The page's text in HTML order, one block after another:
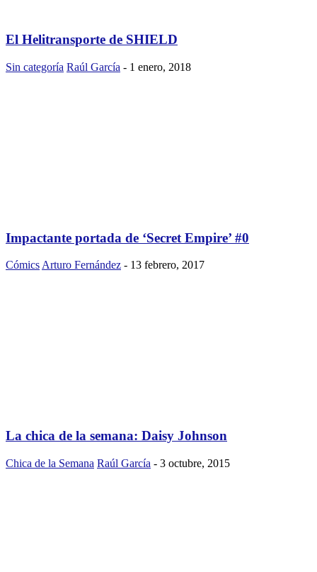
El Helitransporte de SHIELD
Sin categoría Raúl García - 1 enero, 2018
Impactante portada de ‘Secret Empire’ #0
Cómics Arturo Fernández - 13 febrero, 2017
La chica de la semana: Daisy Johnson
Chica de la Semana Raúl García - 3 octubre, 2015